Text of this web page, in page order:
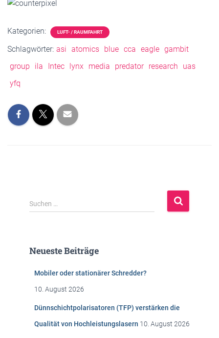
Kategorien: LUFT- / RAUMFAHRT
Schlagwörter: asi atomics blue cca eagle gambit
group
ila Intec lynx media predator research
uas
yfq
S
u
n
Suchen …
Neueste Beiträge
Mobiler oder stationärer Schredder?
10. August 2026
Dünnschichtpolarisatoren (TFP) verstärken die
Qualität von Hochleistungslasern 10. August 2026